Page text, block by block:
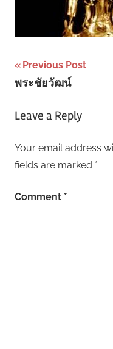
Post
navigation
Previous Post
พระชัยวัฒน์
Leave a Reply
Your email address
fields are marked *
Comment *